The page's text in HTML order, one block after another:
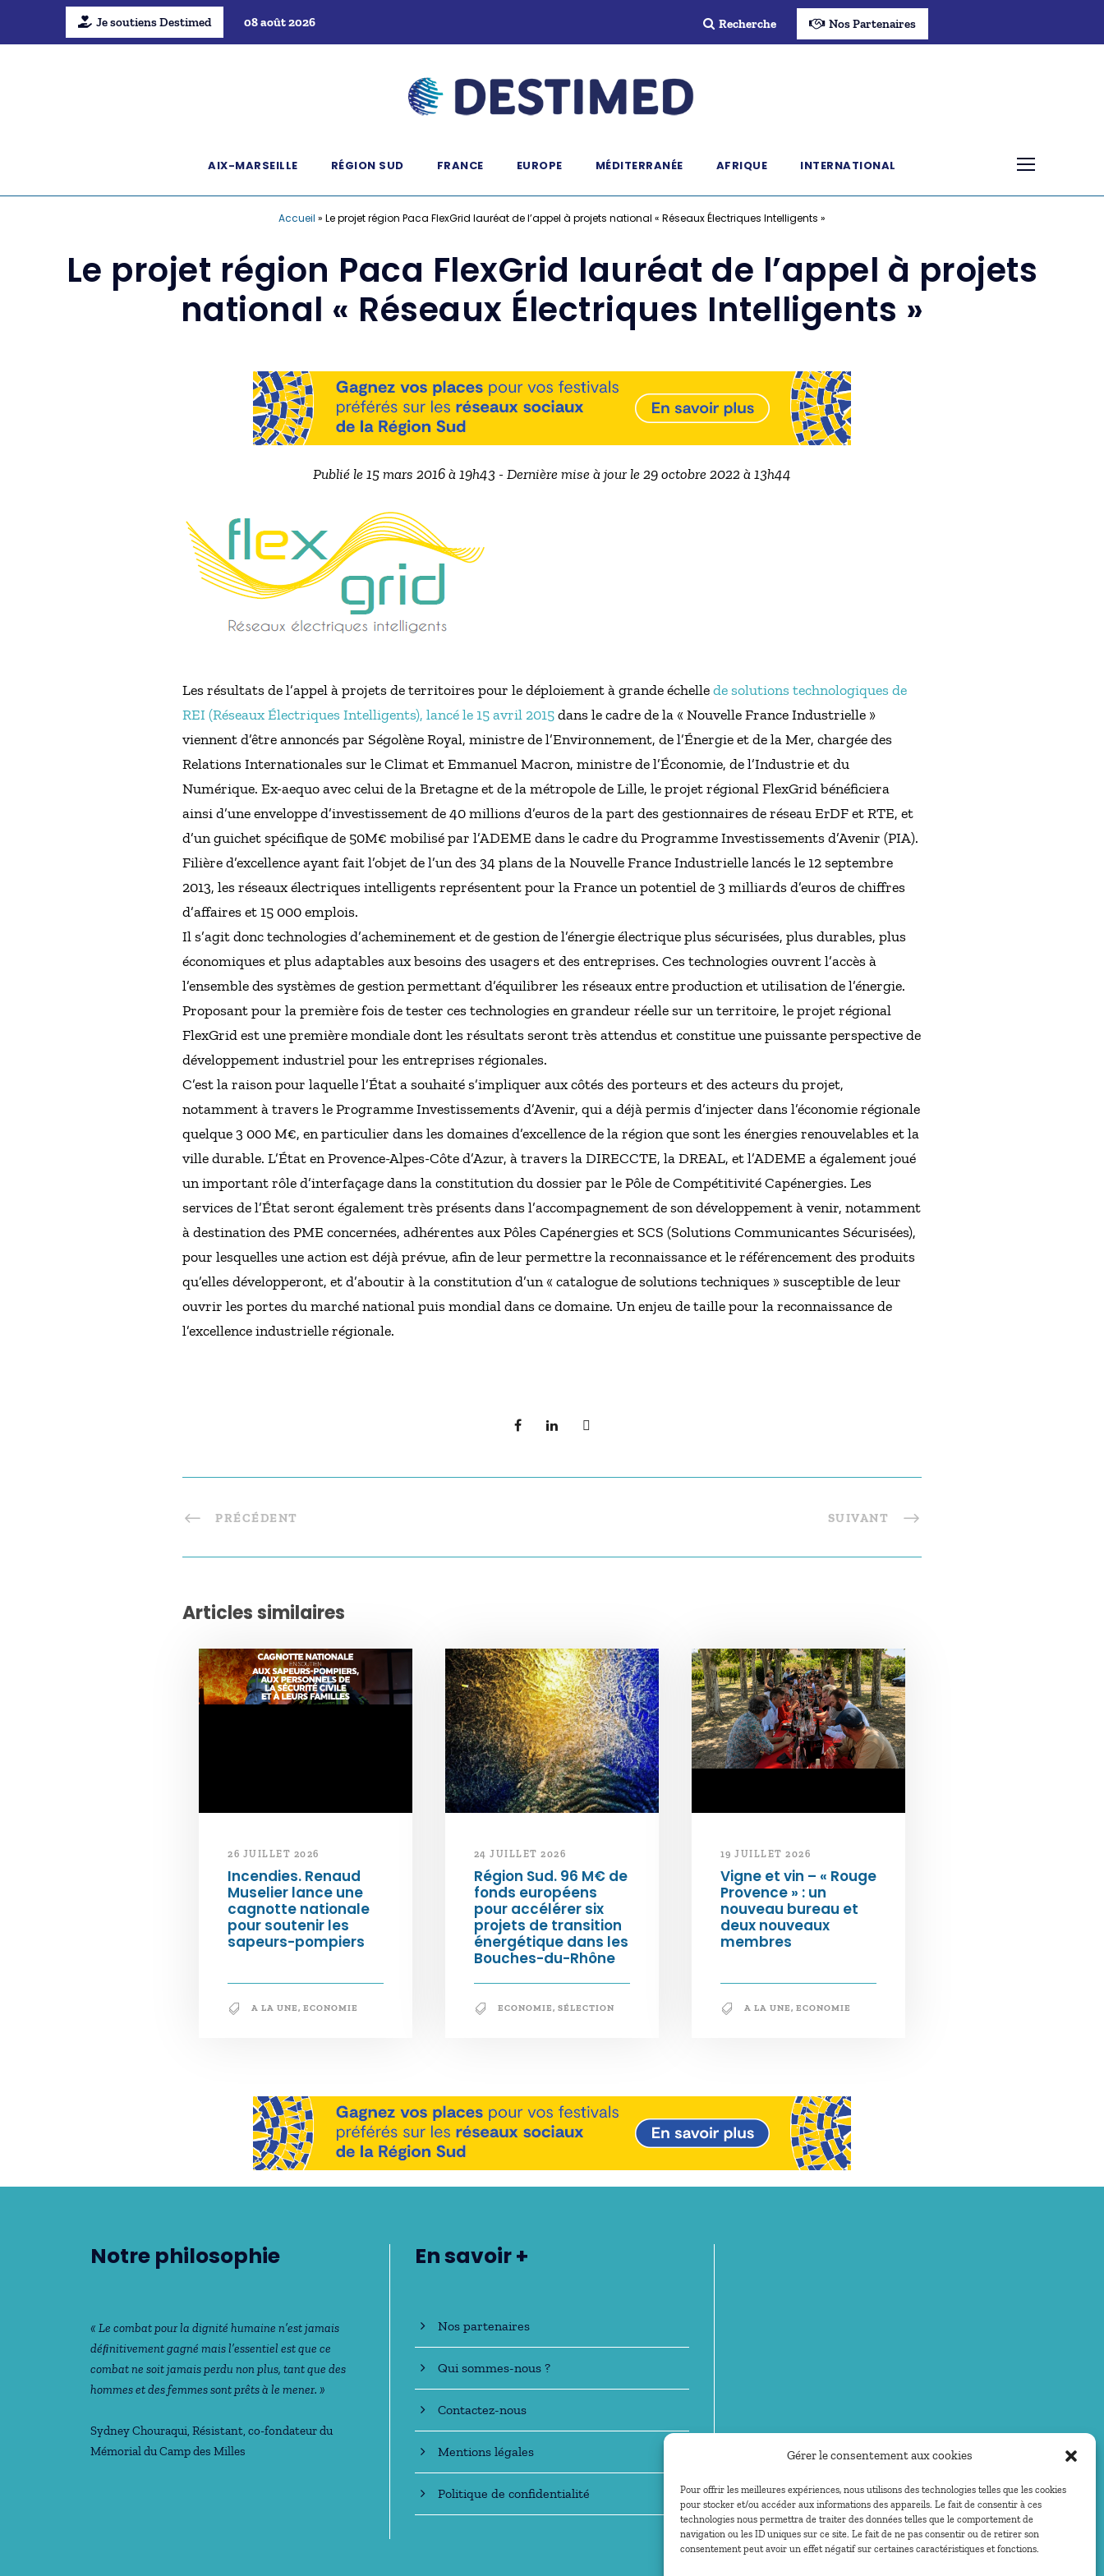
Gérer le consentement aux cookies
Pour offrir les meilleures expériences, nous utilisons des technologies telles que les cookies
pour stocker et/ou accéder aux informations des appareils. Le fait de consentir à ces
technologies nous permettra de traiter des données telles que le comportement de
navigation ou les ID uniques sur ce site. Le fait de ne pas consentir ou de retirer son
consentement peut avoir un effet négatif sur certaines caractéristiques et fonctions.
Je soutiens Destimed 08 août 2026 Recherche Nos Partenaires
AIX-MARSEILLE RÉGION SUD FRANCE EUROPE MÉDITERRANÉE AFRIQUE INTERNATIONAL
Accueil » Le projet région Paca FlexGrid lauréat de l’appel à projets national « Réseaux Électriques Intelligents »
Le projet région Paca FlexGrid lauréat de l’appel à projets
national « Réseaux Électriques Intelligents »
Publié le 15 mars 2016 à 19h43 - Dernière mise à jour le 29 octobre 2022 à 13h44
Les résultats de l’appel à projets de territoires pour le déploiement à grande échellede solutions technologiques de
REI (Réseaux Électriques Intelligents), lancé le 15 avril 2015dans le cadre de la « Nouvelle France Industrielle »
viennent d’être annoncés par Ségolène Royal, ministre de l’Environnement, de l’Énergie et de la Mer, chargée des
Relations Internationales sur le Climat et Emmanuel Macron, ministre de l’Économie, de l’Industrie et du
Numérique. Ex-aequo avec celui de la Bretagne et de la métropole de Lille, le projet régional FlexGrid bénéficiera
ainsi d’une enveloppe d’investissement de 40 millions d’euros de la part des gestionnaires de réseau ErDF et RTE, et
d’un guichet spécifique de 50M€ mobilisé par l’ADEME dans le cadre du Programme Investissements d’Avenir (PIA).
Filière d’excellence ayant fait l’objet de l’un des 34 plans de la Nouvelle France Industrielle lancés le 12 septembre
2013, les réseaux électriques intelligents représentent pour la France un potentiel de 3 milliards d’euros de chiffres
d’affaires et 15 000 emplois.
Il s’agit donc technologies d’acheminement et de gestion de l’énergie électrique plus sécurisées, plus durables, plus
économiques et plus adaptables aux besoins des usagers et des entreprises. Ces technologies ouvrent l’accès à
l’ensemble des systèmes de gestion permettant d’équilibrer les réseaux entre production et utilisation de l’énergie.
Proposant pour la première fois de tester ces technologies en grandeur réelle sur un territoire, le projet régional
FlexGrid est une première mondiale dont les résultats seront très attendus et constitue une puissante perspective de
développement industriel pour les entreprises régionales.
C’est la raison pour laquelle l’État a souhaité s’impliquer aux côtés des porteurs et des acteurs du projet,
notamment à travers le Programme Investissements d’Avenir, qui a déjà permis d’injecter dans l’économie régionale
quelque 3 000 M€, en particulier dans les domaines d’excellence de la région que sont les énergies renouvelables et la
ville durable. L’État en Provence-Alpes-Côte d’Azur, à travers la DIRECCTE, la DREAL, et l’ADEME a également joué
un important rôle d’interfaçage dans la constitution du dossier par le Pôle de Compétitivité Capénergies. Les
services de l’État seront également très présents dans l’accompagnement de son développement à venir, notamment
à destination des PME concernées, adhérentes aux Pôles Capénergies et SCS (Solutions Communicantes Sécurisées),
pour lesquelles une action est déjà prévue, afin de leur permettre la reconnaissance et le référencement des produits
qu’elles développeront, et d’aboutir à la constitution d’un « catalogue de solutions techniques » susceptible de leur
ouvrir les portes du marché national puis mondial dans ce domaine. Un enjeu de taille pour la reconnaissance de
l’excellence industrielle régionale.
PRÉCÉDENT SUIVANT
Articles similaires
26 JUILLET 2026
Incendies. Renaud
Muselier lance une
cagnotte nationale
pour soutenir les
sapeurs-pompiers
A LA UNE, ECONOMIE
24 JUILLET 2026
Région Sud. 96 M€ de
fonds européens
pour accélérer six
projets de transition
énergétique dans les
Bouches-du-Rhône
ECONOMIE, SÉLECTION
19 JUILLET 2026
Vigne et vin – « Rouge
Provence » : un
nouveau bureau et
deux nouveaux
membres
A LA UNE, ECONOMIE
Notre philosophie
« Le combat pour la dignité humaine n’est jamais
déﬁnitivement gagné mais l’essentiel est que ce
combat ne soit jamais perdu non plus, tant que des
hommes et des femmes sont prêts à le mener. »
Sydney Chouraqui, Résistant, co-fondateur du
Mémorial du Camp des Milles
En savoir +
Nos partenaires
Qui sommes-nous ?
Contactez-nous
Mentions légales
Politique de confidentialité